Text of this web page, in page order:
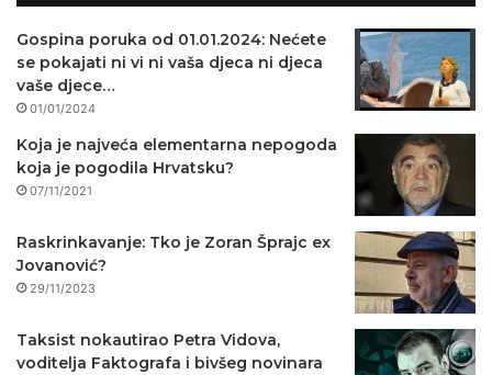
Gospina poruka od 01.01.2024: Nećete
se pokajati ni vi ni vaša djeca ni djeca
vaše djece…
01/01/2024
Koja je najveća elementarna nepogoda
koja je pogodila Hrvatsku?
07/11/2021
Raskrinkavanje: Tko je Zoran Šprajc ex
Jovanović?
29/11/2023
Taksist nokautirao Petra Vidova,
voditelja Faktografa i bivšeg novinara